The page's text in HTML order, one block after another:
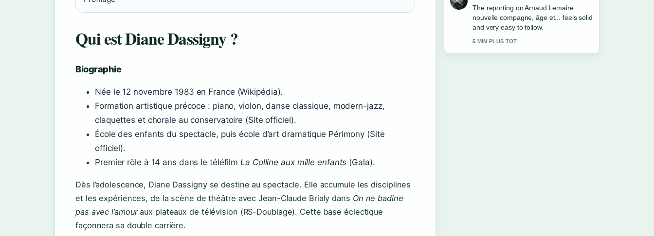
Qui est Diane Dassigny ?
Biographie
Née le 12 novembre 1983 en France (Wikipédia).
Formation artistique précoce : piano, violon, danse classique, modern-jazz,
claquettes et chorale au conservatoire (Site officiel).
École des enfants du spectacle, puis école d’art dramatique Périmony (Site
officiel).
Premier rôle à 14 ans dans le téléfilm La Colline aux mille enfants (Gala).
Dès l’adolescence, Diane Dassigny se destine au spectacle. Elle accumule les disciplines
et les expériences, de la scène de théâtre avec Jean-Claude Brialy dans On ne badine
pas avec l’amouraux plateaux de télévision (RS-Doublage). Cette base éclectique
façonnera sa double carrière.
Good verification work around Ingrid
Chauvin : biographie, accident, enfants
et.... More outlets should write like this.
7 MIN PLUS TOT